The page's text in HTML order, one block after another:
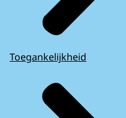
Toegankelijkheid